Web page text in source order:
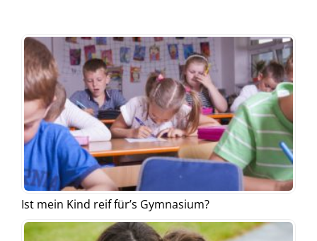
Ist mein Kind reif für’s Gymnasium?